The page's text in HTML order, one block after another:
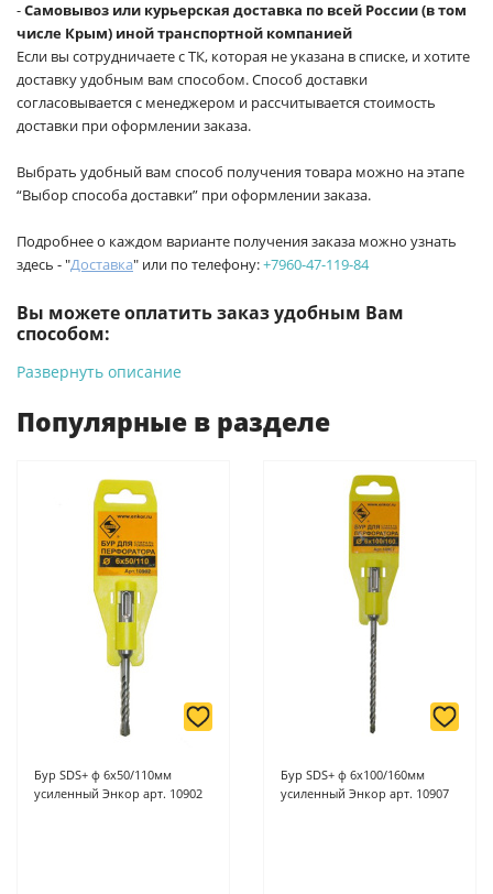
-Самовывоз или курьерская доставка по всей России (в том
числе Крым) иной транспортной компанией
Если вы сотрудничаете с ТК, которая не указана в списке, и хотите
доставку удобным вам способом. Способ доставки
согласовывается с менеджером и рассчитывается стоимость
доставки при оформлении заказа.
Выбрать удобный вам способ получения товара можно на этапе
“Выбор способа доставки” при оформлении заказа.
Подробнее о каждом варианте получения заказа можно узнать
здесь - "Доставка" или по телефону:+7960-47-119-84
Вы можете оплатить заказ удобным Вам
способом:
-Банковской картой на сайте ProffЭлектро. Данный вид
магазинах ProffЭлектро по адресу Геленджикский проспект,
6/2 (база КПП)или по адресу ул. Новороссийская 161И.
Для юридических лиц: переводом на расчетный счет при
онлайн оплате заказа на сайте.
Подробнее о способах оплаты можно узнать здесь - "Оплата"
Развернуть описание
Популярные в разделе
Бур SDS+ ф 6х50/110мм
усиленный Энкор арт. 10902
Бур SDS+ ф 6х100/160мм
усиленный Энкор арт. 10907